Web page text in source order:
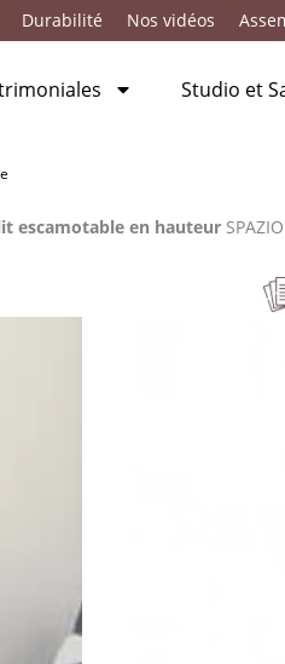
Durabilité Nos vidéos
Studio et
escamotable en hauteur